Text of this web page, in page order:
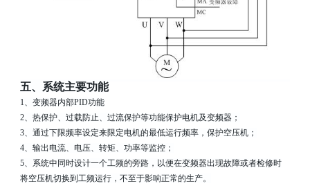
五、系统主要功能
1 、变频器内部PID功能
2 、热保护、过载防止、过流保护等功能保护电机及变频器；
3 、通过下限频率设定来限定电机的最低运行频率，保护空压机；
4 、输出电流、电压、转矩、功率等监控；
5 、系统中同时设计一个工频的旁路，以便在变频器出现故障或者检修时
将空压机切换到工频运行，不至于影响正常的生产。